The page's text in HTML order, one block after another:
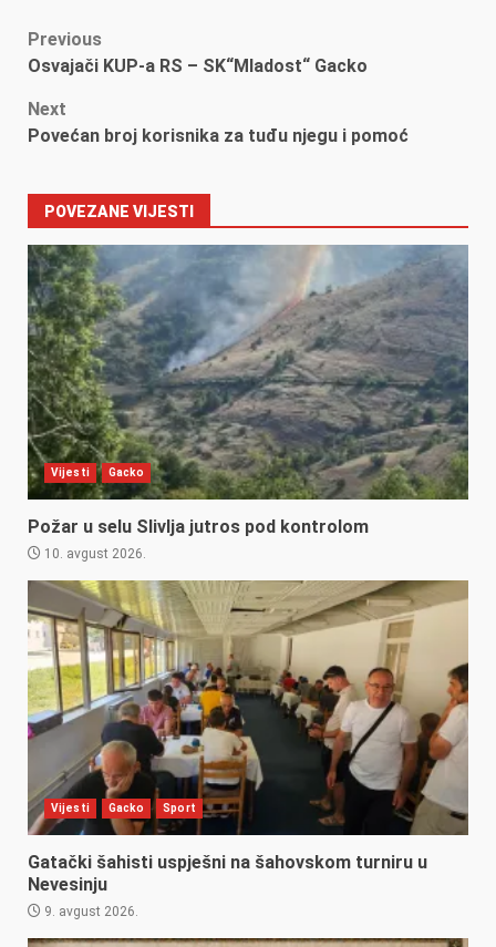
Post
Previous
Osvajači KUP-a RS – SK“Mladost“ Gacko
Next
Povećan broj korisnika za tuđu njegu i pomoć
POVEZANE VIJESTI
Vijesti Gacko
Požar u selu Slivlja jutros pod kontrolom
10. avgust 2026.
Vijesti Gacko Sport
Gatački šahisti uspješni na šahovskom turniru u
Nevesinju
9. avgust 2026.